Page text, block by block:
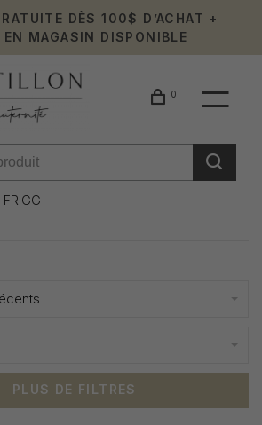
DÈS 100$ D’ACHAT +
EN MAGASIN DISPONIBLE
0
FRIGG
PLUS DE FILTRES